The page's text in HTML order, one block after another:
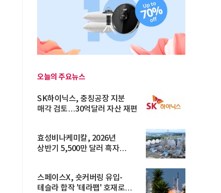
오늘의 주요뉴스
SK하이닉스, 충칭공장 지분
매각 검토…30억달러 자산 재편
효성비나케미칼, 2026년
상반기 5,500만 달러 흑자
스페이스X, 숏커버링 유입-
테슬라 합작 '테라팹' 호재로